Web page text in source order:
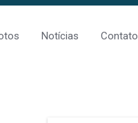
Notícias Contato